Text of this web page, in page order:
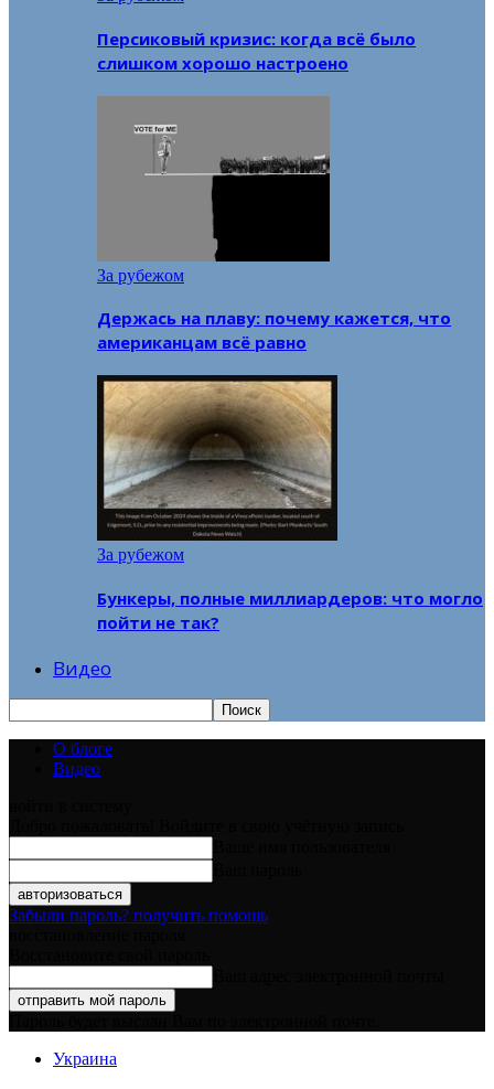
Персиковый кризис: когда всё было
слишком хорошо настроено
За рубежом
Держась на плаву: почему кажется, что
американцам всё равно
За рубежом
Бункеры, полные миллиардеров: что могло
пойти не так?
Видео
О блоге
Видео
Забыли пароль? получить помощь
Украина